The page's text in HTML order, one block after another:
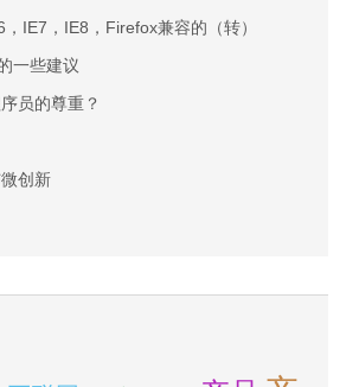
，IE7，IE8，Firefox兼容的（转）
一些建议
员的尊重？
创新